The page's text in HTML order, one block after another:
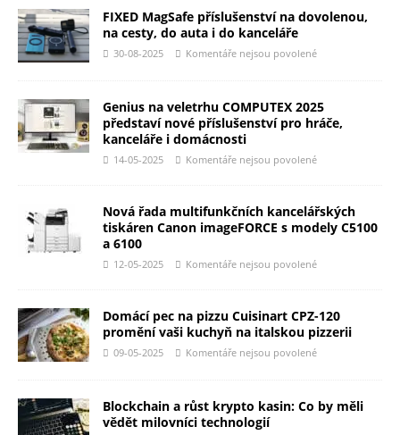
FIXED MagSafe příslušenství na dovolenou,
na cesty, do auta i do kanceláře
30-08-2025 Komentáře nejsou povolené
Genius na veletrhu COMPUTEX 2025
představí nové příslušenství pro hráče,
kanceláře i domácnosti
14-05-2025 Komentáře nejsou povolené
Nová řada multifunkčních kancelářských
tiskáren Canon imageFORCE s modely C5100
a 6100
12-05-2025 Komentáře nejsou povolené
Domácí pec na pizzu Cuisinart CPZ-120
promění vaši kuchyň na italskou pizzerii
09-05-2025 Komentáře nejsou povolené
Blockchain a růst krypto kasin: Co by měli
vědět milovníci technologií